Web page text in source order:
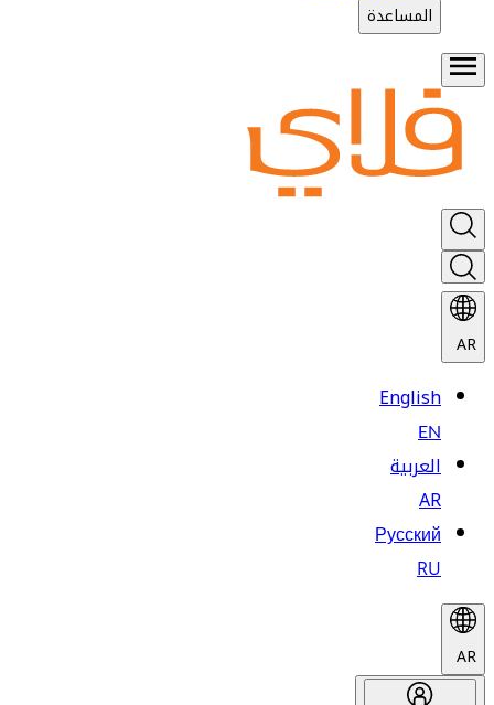
المساعدة
AR
English
EN
العربية
AR
Русский
RU
AR